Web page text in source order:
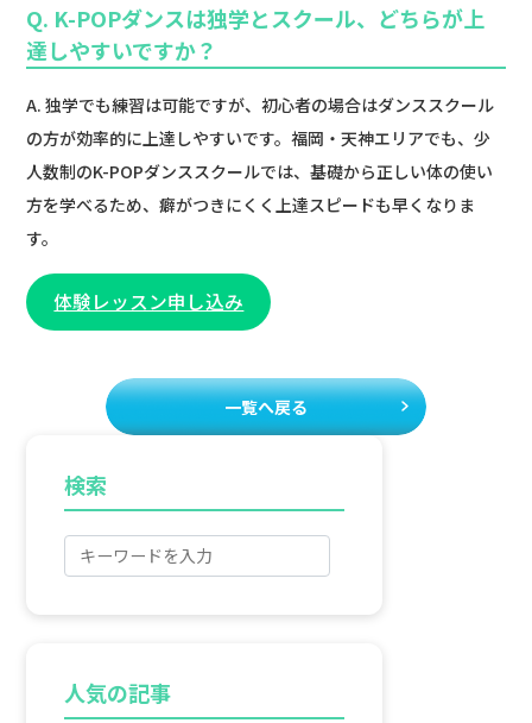
Q. K-POPダンスは独学とスクール、どちらが上
達しやすいですか？
A. 独学でも練習は可能ですが、初心者の場合はダンススクール
の方が効率的に上達しやすいです。福岡・天神エリアでも、少
人数制のK-POPダンススクールでは、基礎から正しい体の使い
方を学べるため、癖がつきにくく上達スピードも早くなりま
す。
体験レッスン申し込み
一覧へ戻る
検索
人気の記事